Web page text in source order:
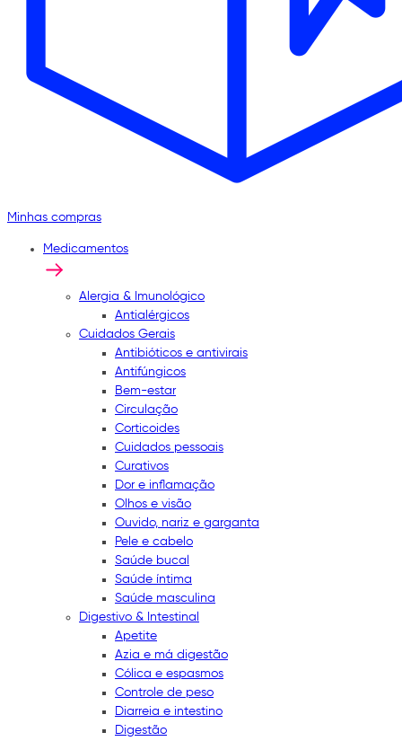
Minhas compras
Medicamentos
Alergia & Imunológico
Antialérgicos
Cuidados Gerais
Antibióticos e antivirais
Antifúngicos
Bem-estar
Circulação
Corticoides
Cuidados pessoais
Curativos
Dor e inflamação
Olhos e visão
Ouvido, nariz e garganta
Pele e cabelo
Saúde bucal
Saúde íntima
Saúde masculina
Digestivo & Intestinal
Apetite
Azia e má digestão
Cólica e espasmos
Controle de peso
Diarreia e intestino
Digestão